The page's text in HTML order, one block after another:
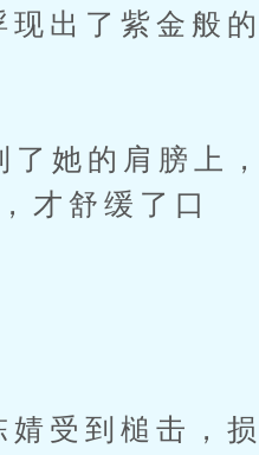
出了紫金般的
她的肩膀上，
才舒缓了口
受到槌击，损